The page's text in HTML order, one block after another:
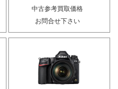
中古参考買取価格
お問合せ下さい